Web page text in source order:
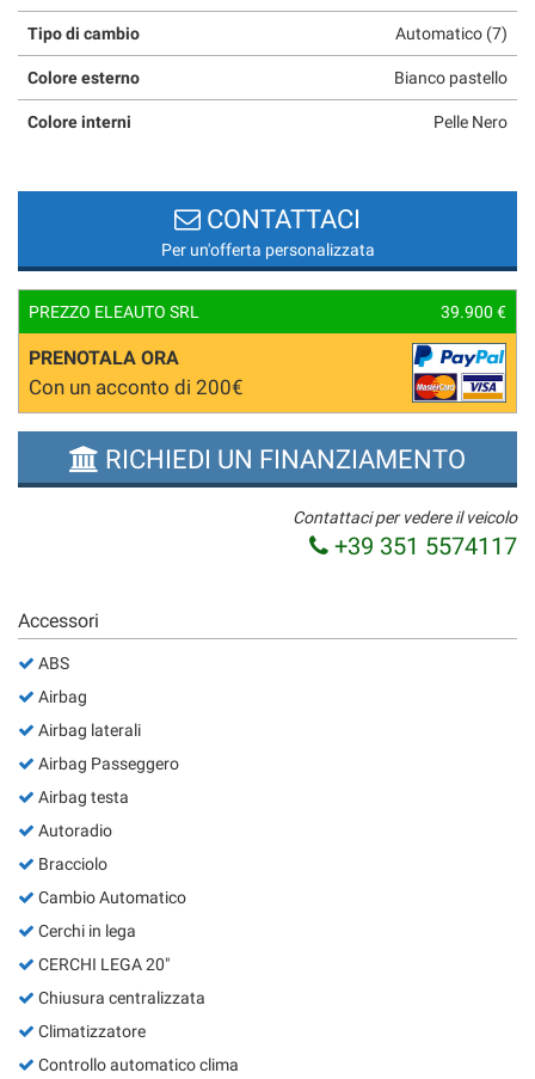
Tipo di cambio Automatico (7)
Colore esterno Bianco pastello
Colore interni Pelle Nero
CONTATTACI
Per un'offerta personalizzata
PREZZO ELEAUTO SRL 39.900 €
PRENOTALA ORA
Con un acconto di 200€
RICHIEDI UN FINANZIAMENTO
Contattaci per vedere il veicolo
+39 351 5574117
Accessori
ABS
Airbag
Airbag laterali
Airbag Passeggero
Airbag testa
Autoradio
Bracciolo
Cambio Automatico
Cerchi in lega
CERCHI LEGA 20"
Chiusura centralizzata
Climatizzatore
Controllo automatico clima